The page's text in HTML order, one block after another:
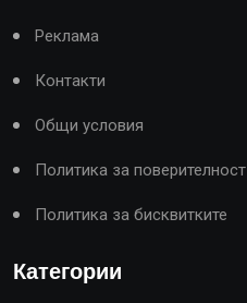
Реклама
Контакти
Общи условия
Политика за поверителност
Политика за бисквитките
Категории